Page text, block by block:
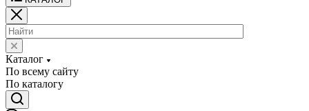
Каталог
По всему сайту
По каталогу